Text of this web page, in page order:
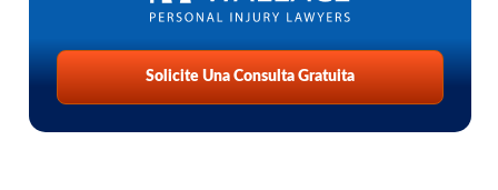
Solicite Una Consulta Gratuita